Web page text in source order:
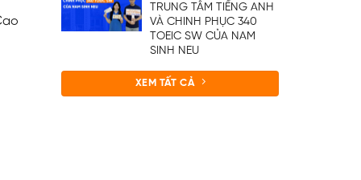
TRUNG TÂM TIẾNG ANH
VÀ CHINH PHỤC 340
TOEIC SW CỦA NAM
SINH NEU
XEM TẤT CẢ